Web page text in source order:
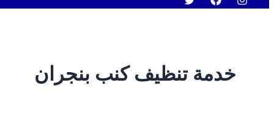
خدمة تنظيف كنب بنجران